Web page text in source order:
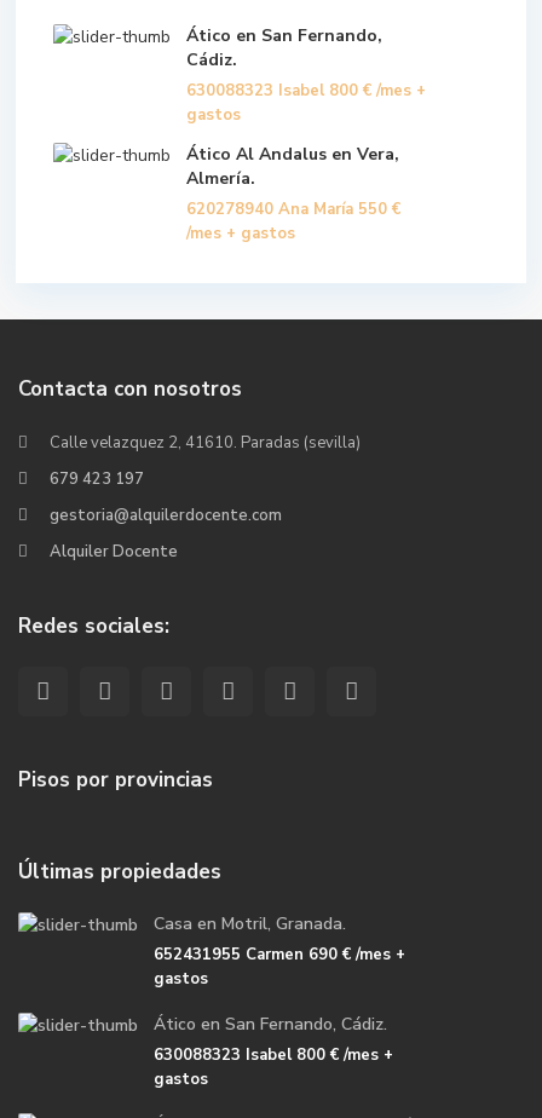
Ático en San Fernando,
Cádiz.
630088323 Isabel 800 € /mes +
gastos
Ático Al Andalus en Vera,
Almería.
620278940 Ana María 550 €
/mes + gastos
Contacta con nosotros
Calle velazquez 2, 41610. Paradas (sevilla)
679 423 197
gestoria@alquilerdocente.com
Alquiler Docente
Redes sociales:
Pisos por provincias
Últimas propiedades
Casa en Motril, Granada.
652431955 Carmen 690 €/mes +
gastos
Ático en San Fernando, Cádiz.
630088323 Isabel800 €/mes +
gastos